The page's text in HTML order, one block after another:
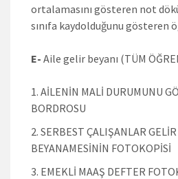
ortalamasını gösteren not
sınıfa kaydolduğunu gösteren
E- Aile gelir beyanı (TÜM
AİLENİN MALİ DURUMUNU
BORDROSU
SERBEST ÇALIŞANLAR
BEYANAMESİNİN FOTOKOPİSİ
EMEKLİ MAAŞ DEFTER